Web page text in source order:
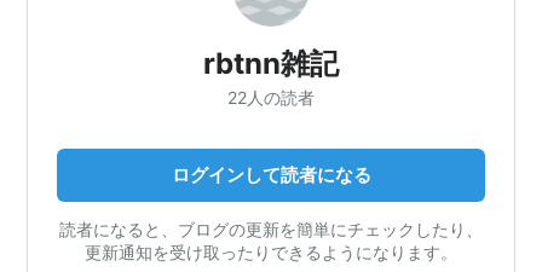
rbtnn雑記
22人の読者
ログインして読者になる
読者になると、ブログの更新を簡単にチェックしたり、
更新通知を受け取ったりできるようになります。